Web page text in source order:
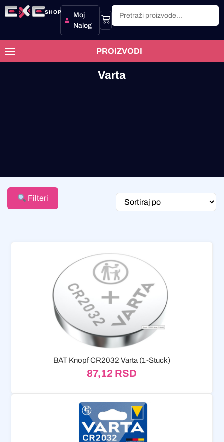
SHOP
Moj
Nalog
PROIZVODI
Varta
Filteri
BAT Knopf CR2032 Varta (1-Stuck)
87,12 RSD